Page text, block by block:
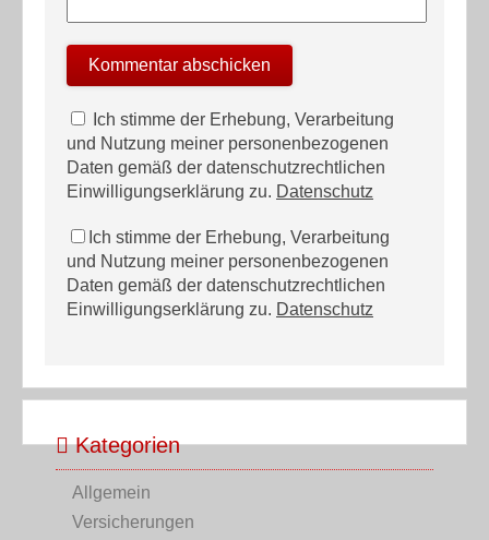
Ich stimme der Erhebung, Verarbeitung
und Nutzung meiner personenbezogenen
Daten gemäß der datenschutzrechtlichen
Einwilligungserklärung zu. Datenschutz
Ich stimme der Erhebung, Verarbeitung
und Nutzung meiner personenbezogenen
Daten gemäß der datenschutzrechtlichen
Einwilligungserklärung zu. Datenschutz
Kategorien
Allgemein
Versicherungen